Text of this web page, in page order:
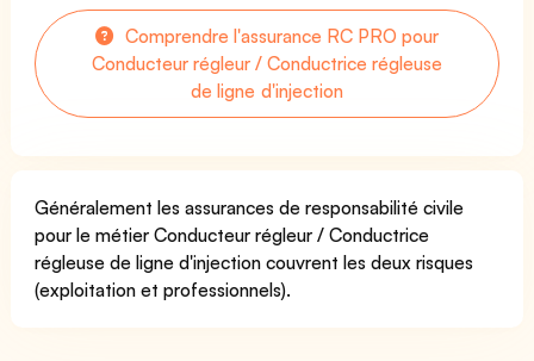
Comprendre l'assurance RC PRO pour
Conducteur régleur / Conductrice régleuse
de ligne d'injection
Généralement les assurances de responsabilité civile
pour le métier Conducteur régleur / Conductrice
régleuse de ligne d'injection couvrent les deux risques
(exploitation et professionnels).